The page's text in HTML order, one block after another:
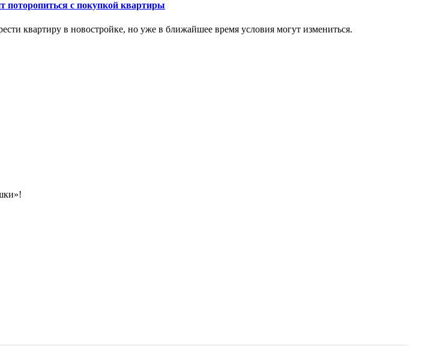
поторопиться с покупкой квартиры
квартиру в новостройке, но уже в ближайшее время условия могут измениться.